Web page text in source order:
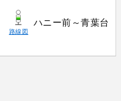
路線図
ハニー前～青葉台